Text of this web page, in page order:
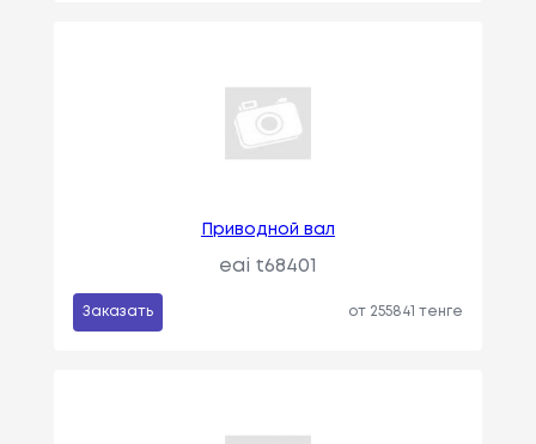
Приводной вал
eai t68401
Заказать от 255841 тенге